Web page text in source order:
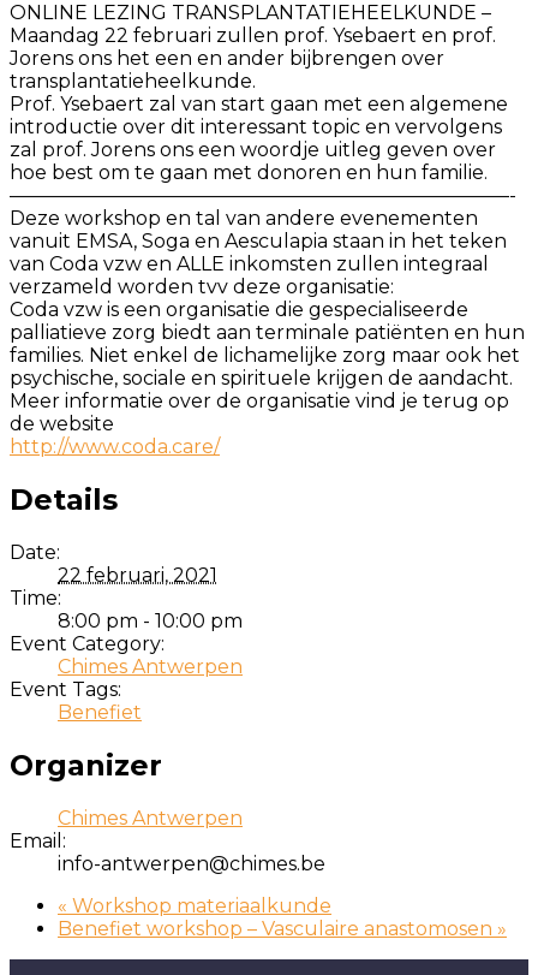
ONLINE LEZING TRANSPLANTATIEHEELKUNDE –
Maandag 22 februari zullen prof. Ysebaert en prof.
Jorens ons het een en ander bijbrengen over
transplantatieheelkunde.
Prof. Ysebaert zal van start gaan met een algemene
introductie over dit interessant topic en vervolgens
zal prof. Jorens ons een woordje uitleg geven over
hoe best om te gaan met donoren en hun familie.
——————————————————————————-
Deze workshop en tal van andere evenementen
vanuit EMSA, Soga en Aesculapia staan in het teken
van Coda vzw en ALLE inkomsten zullen integraal
verzameld worden tvv deze organisatie:
Coda vzw is een organisatie die gespecialiseerde
palliatieve zorg biedt aan terminale patiënten en hun
families. Niet enkel de lichamelijke zorg maar ook het
psychische, sociale en spirituele krijgen de aandacht.
Meer informatie over de organisatie vind je terug op
de website
http://www.coda.care/
Details
Date:
22 februari, 2021
Time:
8:00 pm - 10:00 pm
Event Category:
Chimes Antwerpen
Event Tags:
Benefiet
Organizer
Chimes Antwerpen
Email:
info-antwerpen@chimes.be
« Workshop materiaalkunde
Benefiet workshop – Vasculaire anastomosen »